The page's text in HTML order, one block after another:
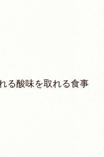
る酸味を取れる食事